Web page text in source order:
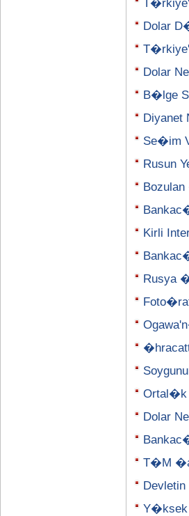
Dolar
Dolar
B�lge
Se�im
Rusun
Kirli
Rusya
Ortal�k
Dolar
T�M
Y�ksek